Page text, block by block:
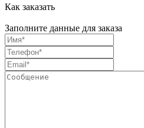
Как заказать
Заполните данные для заказа